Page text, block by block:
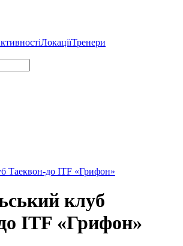
ЛокаціїТренери
Таеквон-до ITF «Грифон»
клуб
ITF «Грифон»